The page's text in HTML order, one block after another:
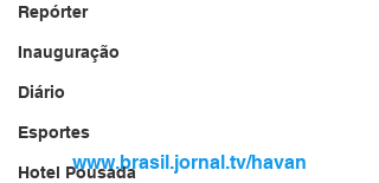
Repórter
Inauguração
Diário
Esportes
Hotel Pousada
www.brasil.jornal.tv/havan